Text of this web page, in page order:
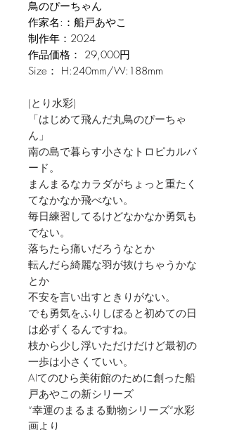
鳥のぴーちゃん
作家名:：船戸あやこ
制作年：2024
作品価格： 29,000円
Size： H:240mm/W:188mm
(とり水彩)
「はじめて飛んだ丸鳥のぴーちゃ
ん」
南の島で暮らす小さなトロピカルバ
ード。
まんまるなカラダがちょっと重たく
てなかなか飛べない。
毎日練習してるけどなかなか勇気も
でない。
落ちたら痛いだろうなとか
転んだら綺麗な羽が抜けちゃうかな
とか
不安を言い出すときりがない。
でも勇気をふりしぼると初めての日
は必ずくるんですね。
枝から少し浮いただけだけど最初の
一歩は小さくていい。
AIてのひら美術館のために創った船
戸あやこの新シリーズ
“幸運のまるまる動物シリーズ“水彩
画より